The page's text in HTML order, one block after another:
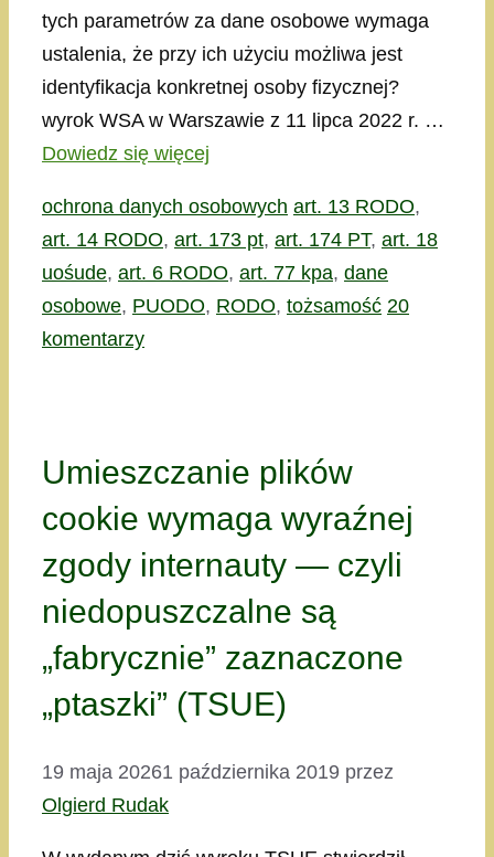
tych parametrów za dane osobowe wymaga
ustalenia, że przy ich użyciu możliwa jest
identyfikacja konkretnej osoby fizycznej?
wyrok WSA w Warszawie z 11 lipca 2022 r. …
Dowiedz się więcej
Kategorie
ochrona danych osobowych Tagi
art. 13 RODO,
art. 14 RODO, art. 173 pt, art. 174 PT, art. 18
uośude, art. 6 RODO, art. 77 kpa, dane
osobowe, PUODO, RODO, tożsamość 20
komentarzy
Umieszczanie plików
cookie wymaga wyraźnej
zgody internauty — czyli
niedopuszczalne są
„fabrycznie” zaznaczone
„ptaszki” (TSUE)
19 maja 20261 października 2019 przez
Olgierd Rudak